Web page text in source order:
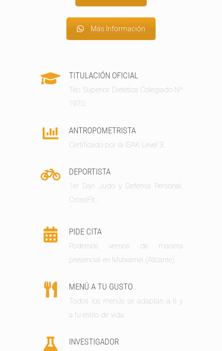
Más Información
TITULACIÓN OFICIAL
Téc. Superior Dietética Colegiado Nº
1970.
ANTROPOMETRISTA
Certificado por la ISAK Level 3.
DEPORTISTA
1er Dan Judo y Defensa Personal,
CrossFit…
PIDE CITA
Podemos vernos de manera
presencial en Mutxamel (Alicante).
MENÚ A TU GUSTO
Todos los menús se adaptan a ti y
a tu estilo de vida.
INVESTIGADOR